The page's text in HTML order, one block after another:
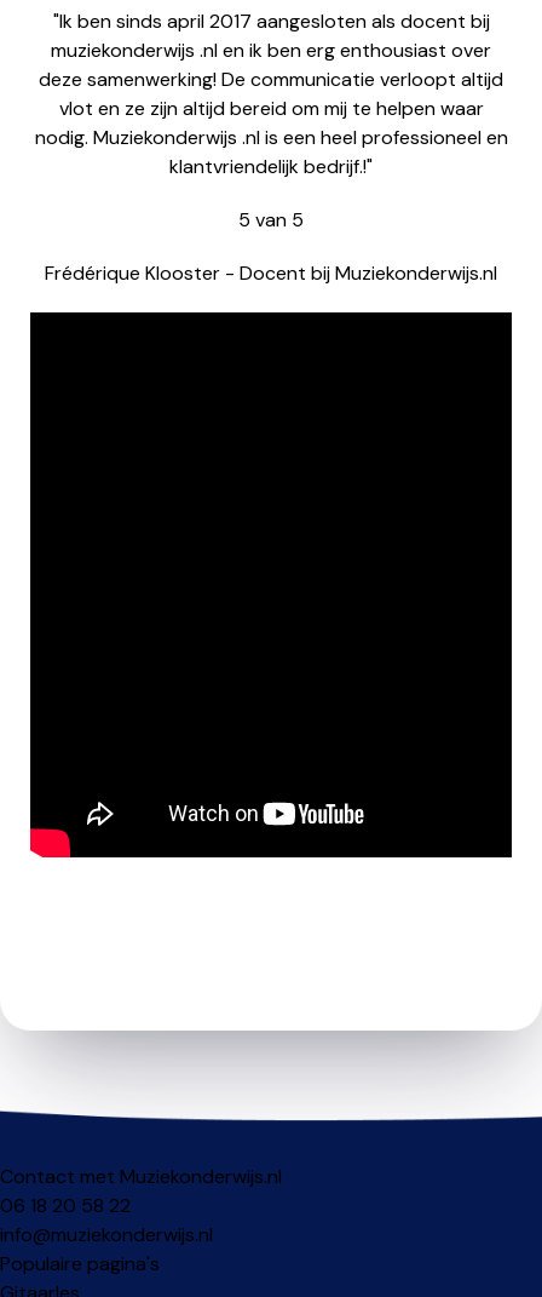
"Ik ben sinds april 2017 aangesloten als docent bij
muziekonderwijs .nl en ik ben erg enthousiast over
deze samenwerking! De communicatie verloopt altijd
vlot en ze zijn altijd bereid om mij te helpen waar
nodig. Muziekonderwijs .nl is een heel professioneel en
klantvriendelijk bedrijf.!"
5 van 5
Frédérique Klooster - Docent bij Muziekonderwijs.nl
Contact met Muziekonderwijs.nl
06 18 20 58 22
info@muziekonderwijs.nl
Populaire pagina's